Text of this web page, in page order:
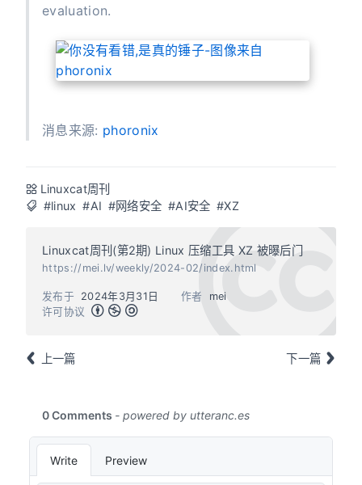
evaluation.
消息来源: phoronix
Linuxcat周刊
#linux #AI #网络安全 #AI安全 #XZ
Linuxcat周刊(第2期) Linux 压缩工具 XZ 被曝后门
https://mei.lv/weekly/2024-02/index.html
作者 mei
发布于
2024年3月31日
许可协议
上一篇 下一篇